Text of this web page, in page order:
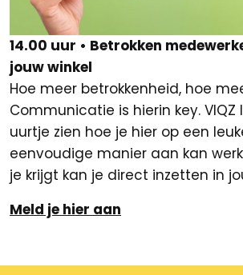
14.00 uur • Betrokken
jouw winkel
Hoe meer betrokkenheid, hoe
Communicatie is hierin key.
uurtje zien hoe je hier op een
eenvoudige manier aan kan
je krijgt kan je direct inzetten in
Meld je hier aan